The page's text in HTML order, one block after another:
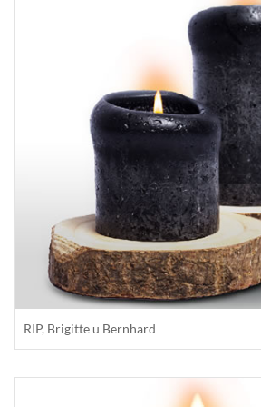
RIP, Brigitte u Bernhard